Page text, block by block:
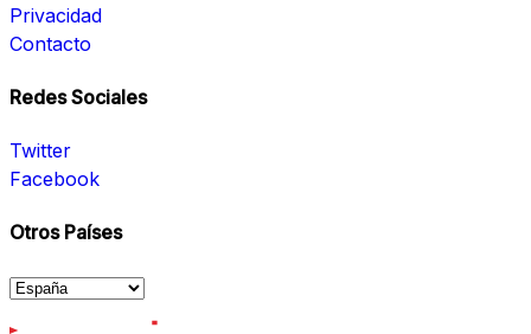
Privacidad
Contacto
Redes Sociales
Twitter
Facebook
Otros Países